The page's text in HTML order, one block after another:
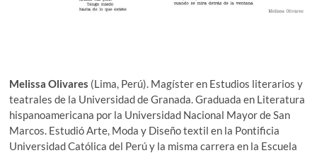
Melissa Olivares (Lima, Perú). Magíster en Estudios literarios y
teatrales de la Universidad de Granada. Graduada en Literatura
hispanoamericana por la Universidad Nacional Mayor de San
Marcos. Estudió Arte, Moda y Diseño textil en la Pontificia
Universidad Católica del Perú y la misma carrera en la Escuela